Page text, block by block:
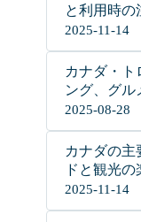
と利用時の
2025-11-14
カナダ・ト
ング、グル
2025-08-28
カナダの主
ドと観光
2025-11-14